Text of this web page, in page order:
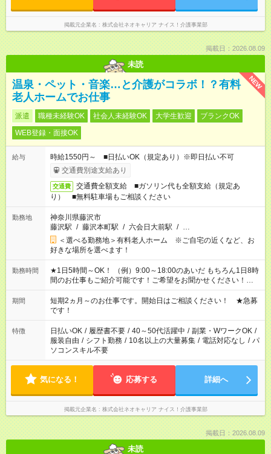
掲載元企業名 株式会社ネオキャリア ナイス！介護事業部
掲載日：2026.08.09
未読
NEW
温泉・ペット・音楽…と介護がコラボ！？有料
老人ホームでお仕事
派遣 職種未経験OK 社会人未経験OK 大学生歓迎
ブランクOK
WEB登録・面接OK
給与
時給1550円～ ■日払いOK（規定あり）※即日払い不可
交通費別途支給あり
交通費
交通費全額支給 ■ガソリン代も全額支給（規定あ
り） ■無料駐車場もご相談ください
勤務地
神奈川県藤沢市
藤沢駅 / 藤沢本町駅 / 六会日大前駅 / …
＜選べる勤務地＞有料老人ホーム ※ご自宅の近くなど、お
好きな場所を選べます！
勤務時間
★1日5時間～OK！ （例）9:00～18:00のあいだ もちろん1日8時
間のお仕事もご紹介可能です！ご希望をお聞かせください！★家
庭の都合でお休みが必要な場合も遠慮なくご相談ください。 ※
週最低15時間以上の勤務が必要です
期間
短期2ヵ月～のお仕事です。開始日はご相談ください！ ★急募
です！
特徴 日払いOK / 履歴書不要 / 40～50代活躍中 / 副業・WワークOK /
服装自由 / シフト勤務 / 10名以上の大量募集 / 電話対応なし / パ
ソコンスキル不要
気になる！ 応募する 詳細へ
掲載元企業名 株式会社ネオキャリア ナイス！介護事業部
掲載日：2026.08.09
未読